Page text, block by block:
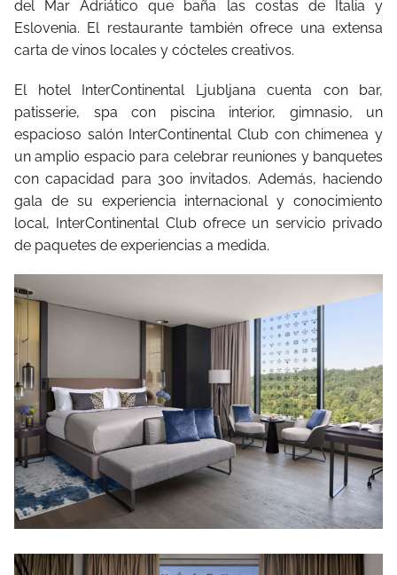
del Mar Adriático que baña las costas de Italia y
Eslovenia. El restaurante también ofrece una extensa
carta de vinos locales y cócteles creativos.
El hotel InterContinental Ljubljana cuenta con bar,
patisserie, spa con piscina interior, gimnasio, un
espacioso salón InterContinental Club con chimenea y
un amplio espacio para celebrar reuniones y banquetes
con capacidad para 300 invitados. Además, haciendo
gala de su experiencia internacional y conocimiento
local, InterContinental Club ofrece un servicio privado
de paquetes de experiencias a medida.